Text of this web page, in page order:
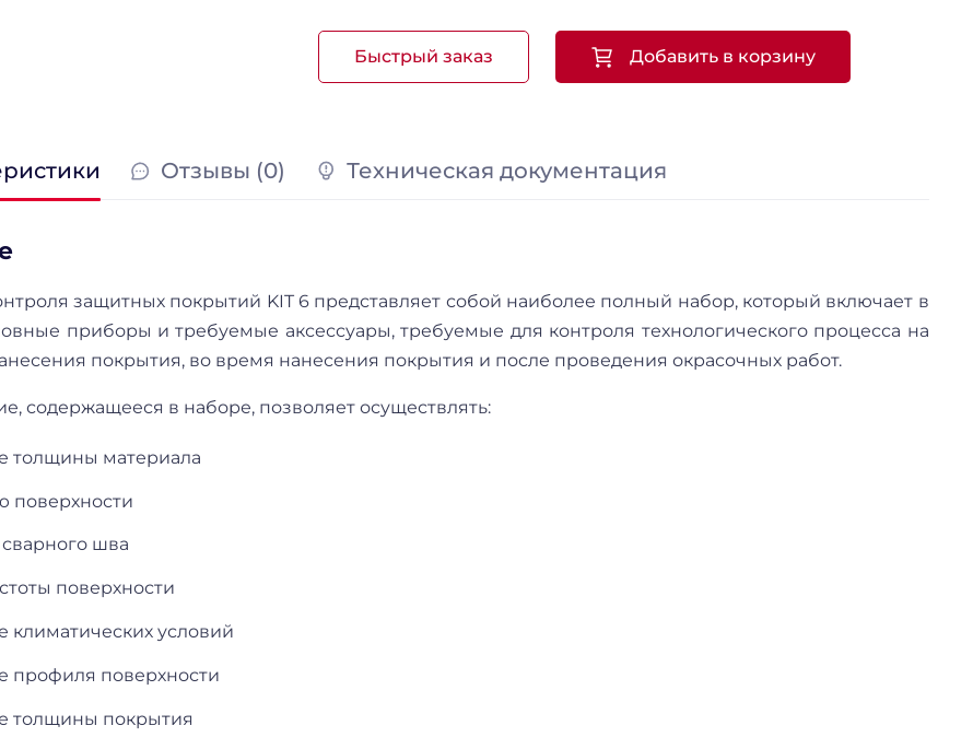
Быстрый заказ Добавить в корзину
Отзывы (0) Техническая документация
защитных покрытий KIT 6 представляет собой наиболее полный набор, который включает в
приборы и требуемые аксессуары, требуемые для контроля технологического процесса на
покрытия, во время нанесения покрытия и после проведения окрасочных работ.
содержащееся в наборе, позволяет осуществлять:
толщины материала
поверхности
шва
поверхности
климатических условий
профиля поверхности
толщины покрытия